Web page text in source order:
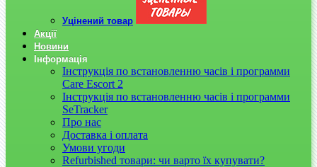
Уцінений товар
Акції
Новини
Інформація
Інструкція по встановленню часів і программи
Care Escort 2
Інструкція по встановленню часів і программи
SeTracker
Про нас
Доставка і оплата
Умови угоди
Refurbished товари: чи варто їх купувати?